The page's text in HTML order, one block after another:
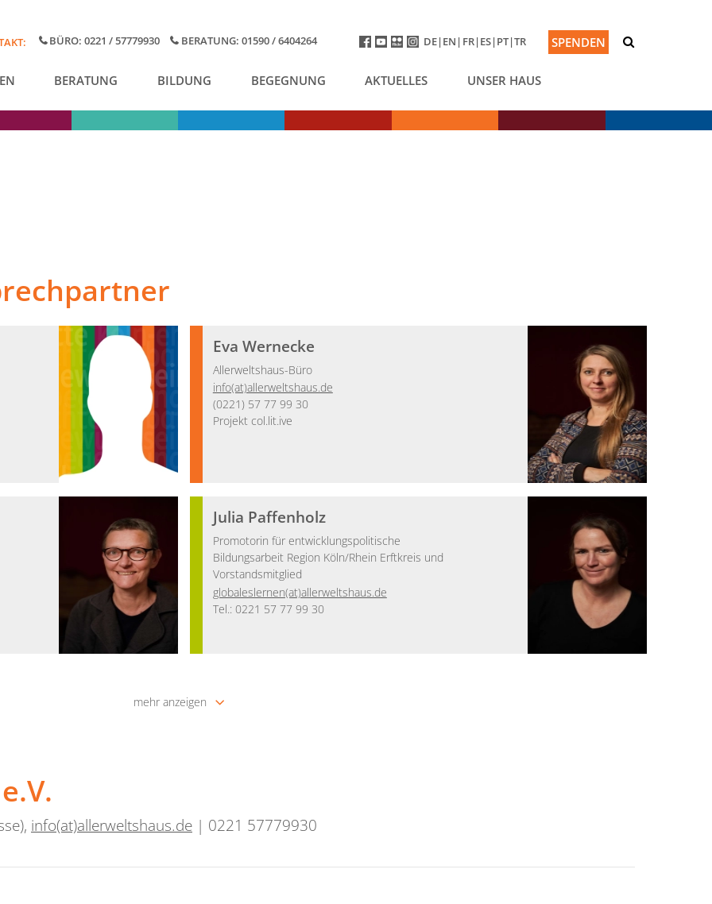
BÜRO: 0221 / 57779930 BERATUNG: 01590 / 6404264 SPENDEN
DE EN FR ES PT TR
BERATUNG BILDUNG BEGEGNUNG AKTUELLES UNSER HAUS
Eva Wernecke
Allerweltshaus-Büro
info(at)allerweltshaus.de
(0221) 57 77 99 30
Projekt col.lit.ive
Julia Paffenholz
Promotorin für entwicklungspolitische
Bildungsarbeit Region Köln/Rhein Erftkreis und
Vorstandsmitglied
globaleslernen(at)allerweltshaus.de
Tel.: 0221 57 77 99 30
mehr anzeigen
info(at)allerweltshaus.de | 0221 57779930